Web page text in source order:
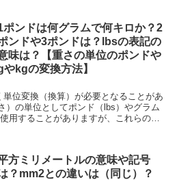
ポンドは何グラムで何キロか？2
ンドや3ポンドは？lbsの表記の
味は？【重さの単位のポンドや
やkgの変換方法】
位変換（換算）が必要となることがあ
）の単位としてポンド（lbs）やグラム
用することがありますが、これらの変
方ミリメートルの意味や記号
？mm2との違いは（同じ）？